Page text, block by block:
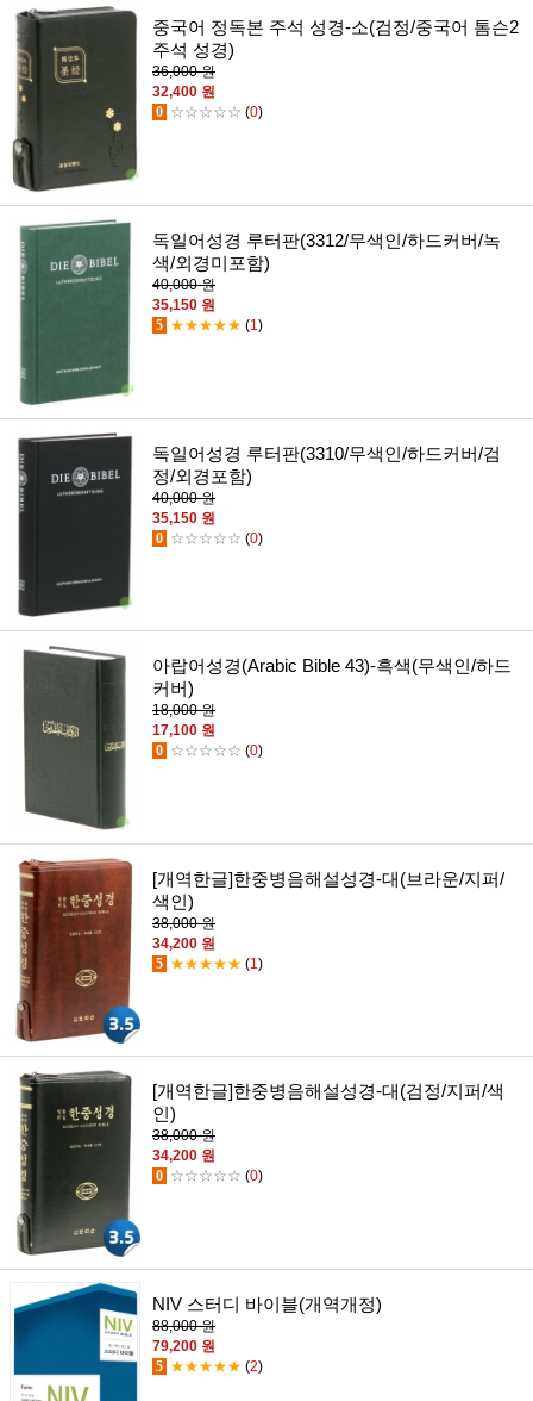
중국어 정독본 주석 성경-소(검정/중국어 톰슨2
주석 성경)
36,000 원
32,400 원
0 ☆☆☆☆☆ (0)
독일어성경 루터판(3312/무색인/하드커버/녹
색/외경미포함)
40,000 원
35,150 원
5 ★★★★★ (1 )
독일어성경 루터판(3310/무색인/하드커버/검
정/외경포함)
40,000 원
35,150 원
0 ☆☆☆☆☆ (0)
아랍어성경(Arabic Bible 43)-흑색(무색인/하드
커버)
18,000 원
17,100 원
0 ☆☆☆☆☆ (0)
[개역한글]한중병음해설성경-대(브라운/지퍼/
색인)
38,000 원
34,200 원
5 ★★★★★ (1 )
[개역한글]한중병음해설성경-대(검정/지퍼/색
인)
38,000 원
34,200 원
0 ☆☆☆☆☆ (0)
NIV 스터디 바이블(개역개정)
88,000 원
79,200 원
5 ★★★★★ (2)